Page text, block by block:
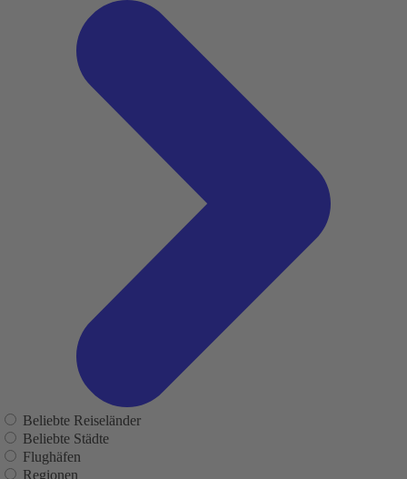
Beliebte Reiseländer
Beliebte Städte
Flughäfen
Regionen